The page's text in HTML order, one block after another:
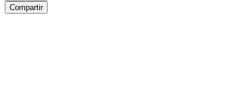
Compartir